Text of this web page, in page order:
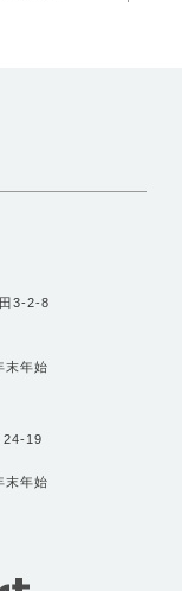
3-2-8
末年始
24-19
末年始